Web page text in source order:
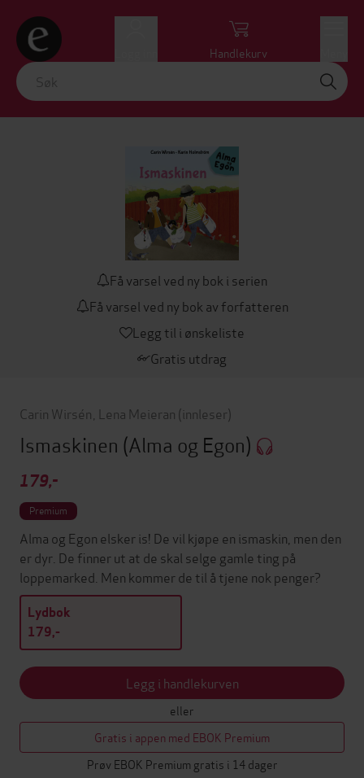
Handlekurv
Få varsel ved ny bok i serien
Få varsel ved ny bok av forfatteren
Legg til i ønskeliste
Gratis utdrag
Carin Wirsén Lena Meieran (innleser)
Ismaskinen (Alma og Egon)
179,-
Premium
Alma og Egon elsker is! De vil kjøpe en ismaskin, men den
er dyr. De finner ut at de skal selge gamle ting på
loppemarked. Men kommer de til å tjene nok penger?
Lydbok
179,-
Legg i handlekurven
eller
Gratis i appen med EBOK Premium
Prøv EBOK Premium gratis i 14 dager